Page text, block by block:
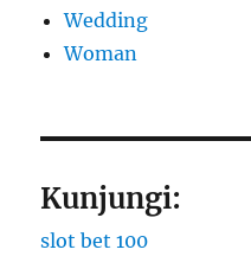
Wedding
Woman
Kunjungi:
slot bet 100